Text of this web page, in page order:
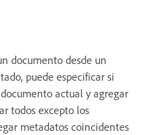
documento desde un
puede especificar si
actual y agregar
todos excepto los
metadatos coincidentes